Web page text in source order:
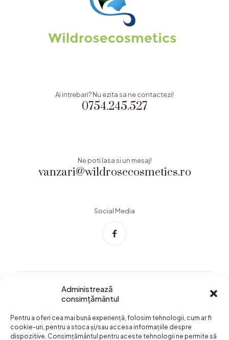
Administrează
consimțământul
Pentru a oferi cea mai bună experiență, folosim tehnologii, cum ar fi
cookie-uri, pentru a stoca și/sau accesa informațiile despre
dispozitive. Consimțământul pentru aceste tehnologii ne permite să
0754.245.527
Ai intrebari? Nu ezita sa ne contactezi!
vanzari@wildrosecosmetics.ro
Ne poti lasa si un mesaj!
Social Media
Termeni si conditii